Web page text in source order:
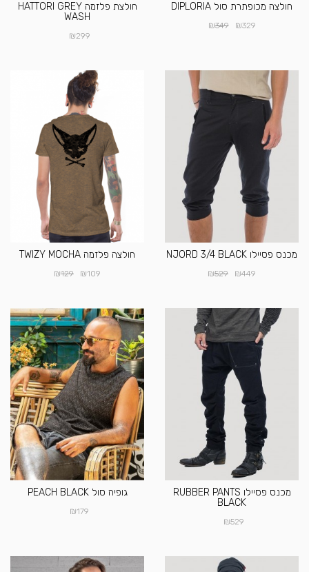
חולצה מכופתרת סול DIPLORIA
₪329
₪349
חולצת פלזמה HATTORI GREY
WASH
₪299
מכנס פסיילו NJORD 3/4 BLACK
₪449
₪529
חולצה פלזמה TWIZY MOCHA
₪109
₪129
מכנס פסיילו RUBBER PANTS
BLACK
₪529
גופיה סול PEACH BLACK
₪179